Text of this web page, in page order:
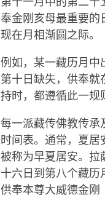
奉金刚亥母最重要的
现在月相渐圆之际。
例如，某一藏历月中
第十日缺失，供奉就
持时，都遵循此一规
每一派藏传佛教传承
时间表。通常，夏居
被称为早夏居安。拉
十六日到第八个藏历
供奉本尊大威德金刚